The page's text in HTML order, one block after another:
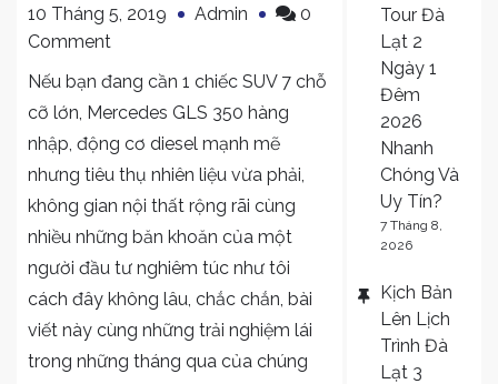
10 Tháng 5, 2019 Admin
0
Commenton
Mercedes
GLS
350
Nếu bạn đang cần 1 chiếc SUV 7 chỗ
cỡ lớn, Mercedes GLS 350 hàng
nhập, động cơ diesel mạnh mẽ
nhưng tiêu thụ nhiên liệu vừa phải,
không gian nội thất rộng rãi cùng
nhiều những băn khoăn của một
người đầu tư nghiêm túc như tôi
cách đây không lâu, chắc chắn, bài
viết này cùng những trải nghiệm lái
trong những tháng qua của chúng
Tour Đà
Lạt 2
Ngày 1
Đêm
2026
Nhanh
Chóng Và
Uy Tín?
7 Tháng 8,
2026
Kịch Bản
Lên Lịch
Trình Đà
Lạt 3